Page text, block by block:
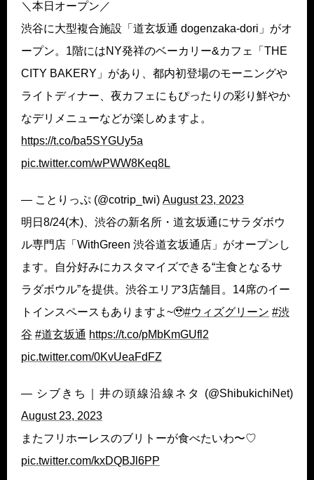
＼本日オープン／
渋谷に大型複合施設「道玄坂通 dogenzaka-dori」がオ
ープン。1階にはNY発祥のベーカリー&カフェ「THE
CITY BAKERY」があり、都内初登場のモーニングや
ライトディナー、夜カフェにもぴったりの彩り鮮やか
なデリメニューなどが楽しめますよ。
https://t.co/ba5SYGUy5a
pic.twitter.com/wPWW8Keq8L
— ことりっぷ (@cotrip_twi) August 23, 2023
明日8/24(木)、渋谷の新名所・道玄坂通にサラダボウ
ル専門店「WithGreen 渋谷道玄坂通店」がオープンし
ます。自分好みにカスタマイズできる“主食となるサ
ラダボウル”を提供。渋谷エリア3店舗目。14席のイー
トインスペースもありますよ~🥹#ウィズグリーン #渋
谷 #道玄坂通 https://t.co/pMbKmGUfl2
pic.twitter.com/0KvUeaFdFZ
— シブきち｜井の頭線沿線ネタ (@ShibukichiNet)
August 23, 2023
またフリホーレスのブリトーが食べたいわ〜♡
pic.twitter.com/kxDQBJl6PP